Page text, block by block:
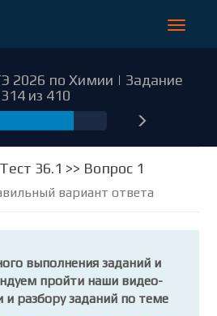
Toggle
2026 по Химии | Задание
314 из 410
36.1 >> Вопрос 1
вариант ответа
выполнения заданий и
пройти наши видео-
и разбору заданий по теме